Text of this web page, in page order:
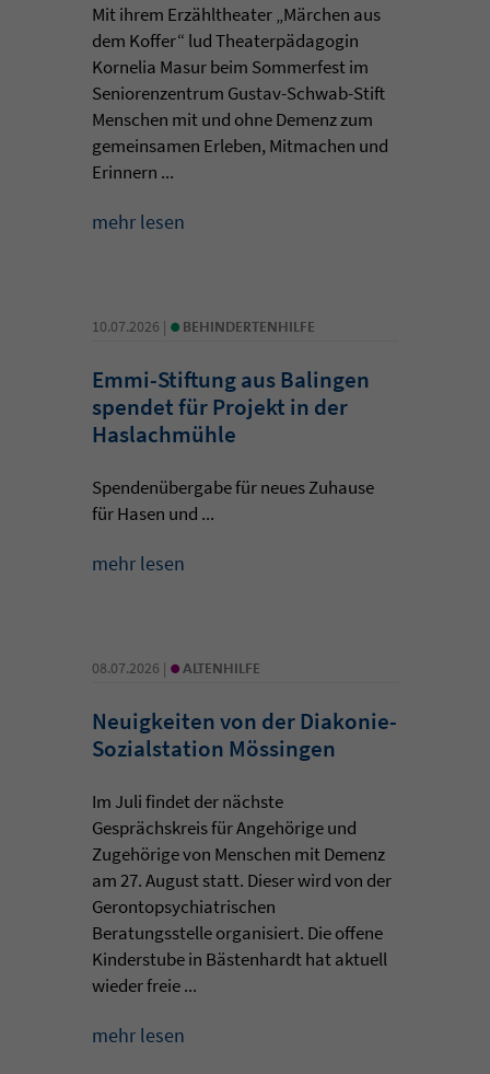
Mit ihrem Erzähltheater „Märchen aus
dem Koffer“ lud Theaterpädagogin
Kornelia Masur beim Sommerfest im
Seniorenzentrum Gustav-Schwab-Stift
Menschen mit und ohne Demenz zum
gemeinsamen Erleben, Mitmachen und
Erinnern ...
mehr lesen
10.07.2026 | • BEHINDERTENHILFE
Emmi-Stiftung aus Balingen
spendet für Projekt in der
Haslachmühle
Spendenübergabe für neues Zuhause
für Hasen und ...
mehr lesen
08.07.2026 | • ALTENHILFE
Neuigkeiten von der Diakonie-
Sozialstation Mössingen
Im Juli findet der nächste
Gesprächskreis für Angehörige und
Zugehörige von Menschen mit Demenz
am 27. August statt. Dieser wird von der
Gerontopsychiatrischen
Beratungsstelle organisiert. Die offene
Kinderstube in Bästenhardt hat aktuell
wieder freie ...
mehr lesen